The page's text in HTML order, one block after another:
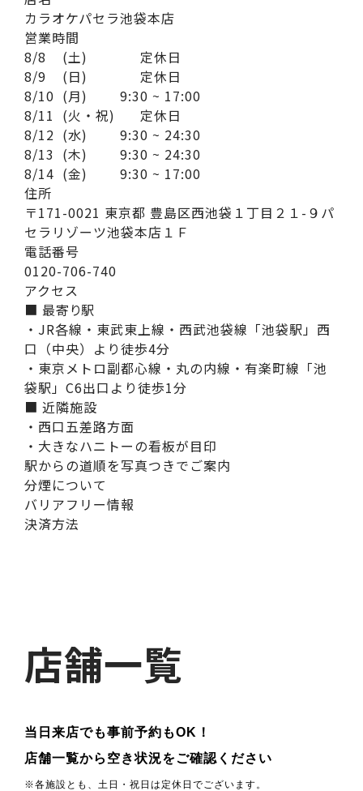
カラオケパセラ池袋本店
営業時間
8/8
(土)
定休日
8/9
(日)
定休日
8/10 (月)
9:30 ~ 17:00
8/11 (火・祝)
定休日
8/12 (水)
9:30 ~ 24:30
8/13 (木)
9:30 ~ 24:30
8/14 (金)
9:30 ~ 17:00
住所
〒171-0021 東京都 豊島区西池袋１丁目２１-９パ
セラリゾーツ池袋本店１Ｆ
電話番号
0120-706-740
アクセス
■ 最寄り駅
・JR各線・東武東上線・西武池袋線「池袋駅」西
口（中央）より徒歩4分
・東京メトロ副都心線・丸の内線・有楽町線「池
袋駅」C6出口より徒歩1分
■ 近隣施設
・西口五差路方面
・大きなハニトーの看板が目印
駅からの道順を写真つきでご案内
分煙について
バリアフリー情報
決済方法
店舗一覧
当日来店でも事前予約もOK！
店舗一覧から空き状況をご確認ください
※各施設とも、土日・祝日は定休日でございます。